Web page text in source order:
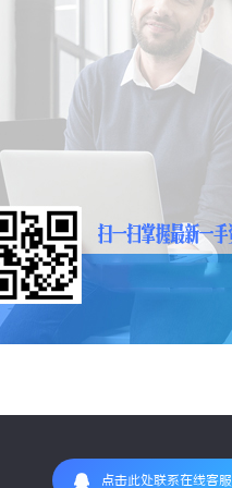
点击此处联系在线客服